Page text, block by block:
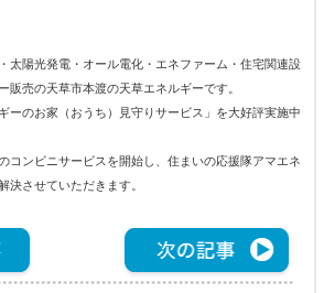
太陽光発電・オール電化・エネファーム・住宅関連設
販売の天草市本渡の天草エネルギーです。
ーのお家（おうち）見守りサービス」を大好評実施中
コンビニサービスを開始し、住まいの応援隊アマエネ
決させていただきます。